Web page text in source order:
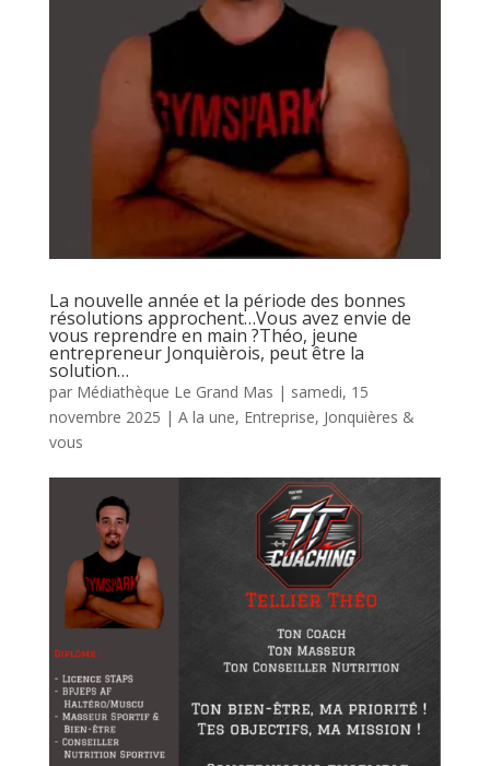
La nouvelle année et la période des bonnes
résolutions approchent…Vous avez envie de
vous reprendre en main ?Théo, jeune
entrepreneur Jonquièrois, peut être la
solution…
par Médiathèque Le Grand Mas | samedi, 15
novembre 2025 | A la une, Entreprise, Jonquières &
vous